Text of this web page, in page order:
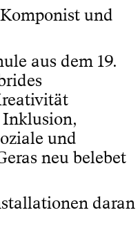
und
aus dem 19.
und
neu belebet
daran